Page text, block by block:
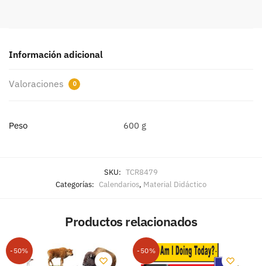
Información adicional
Valoraciones 0
Peso 600 g
SKU: TCR8479
Categorías: Calendarios, Material Didáctico
Productos relacionados
-50% -50%